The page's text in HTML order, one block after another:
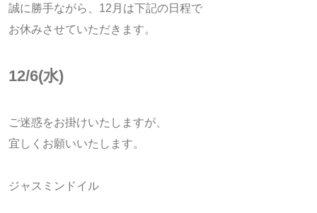
誠に勝手ながら、12月は下記の日程で
お休みさせていただきます。
12/6(水)
ご迷惑をお掛けいたしますが、
宜しくお願いいたします。
ジャスミンドイル